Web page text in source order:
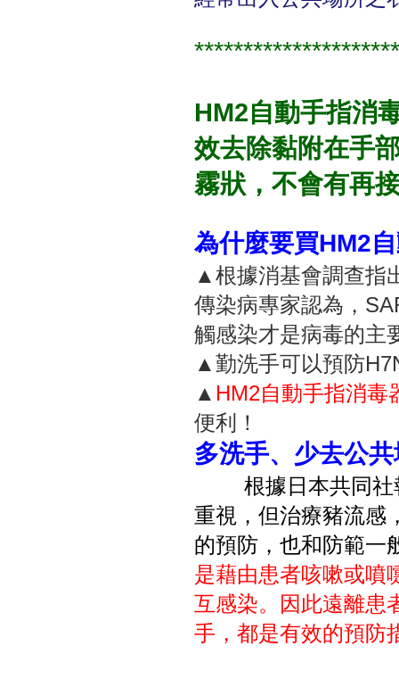
HM2自動手指消
效去除黏附在手
霧狀，不會有再
為什麼要買HM2
▲根據消基會調查指
傳染病專家認為，
觸感染才是病毒的主
▲勤洗手可以預防
▲ HM2自動手指消毒
便利！
多洗手、少去公
根據日本共同
重視，但治療豬流感
的預防，也和防範一
是藉由患者咳嗽或噴
互感染。因此遠離患
手，都是有效的預防